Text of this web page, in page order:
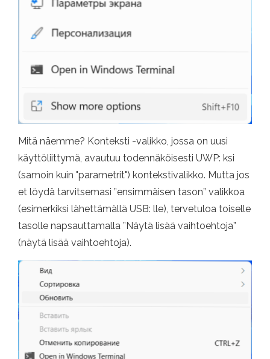
Mitä näemme? Konteksti -valikko, jossa on uusi
käyttöliittymä, avautuu todennäköisesti UWP: ksi
(samoin kuin "parametrit") kontekstivalikko. Mutta jos
et löydä tarvitsemasi ”ensimmäisen tason” valikkoa
(esimerkiksi lähettämällä USB: lle), tervetuloa toiselle
tasolle napsauttamalla ”Näytä lisää vaihtoehtoja”
(näytä lisää vaihtoehtoja).